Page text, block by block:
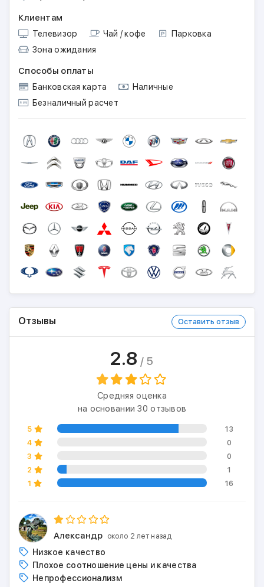
Клиентам
Телевизор Чай / кофе
Парковка
Зона ожидания
Способы оплаты
Банковская карта
Наличные
Безналичный расчет
Отзывы Оставить отзыв
2.8 / 5
Средняя оценка
на основании 30 отзывов
5
13
4
0
3
0
2
1
1
16
Александр около 2 лет назад
Низкое качество
Плохое соотношение цены и качества
Непрофессионализм